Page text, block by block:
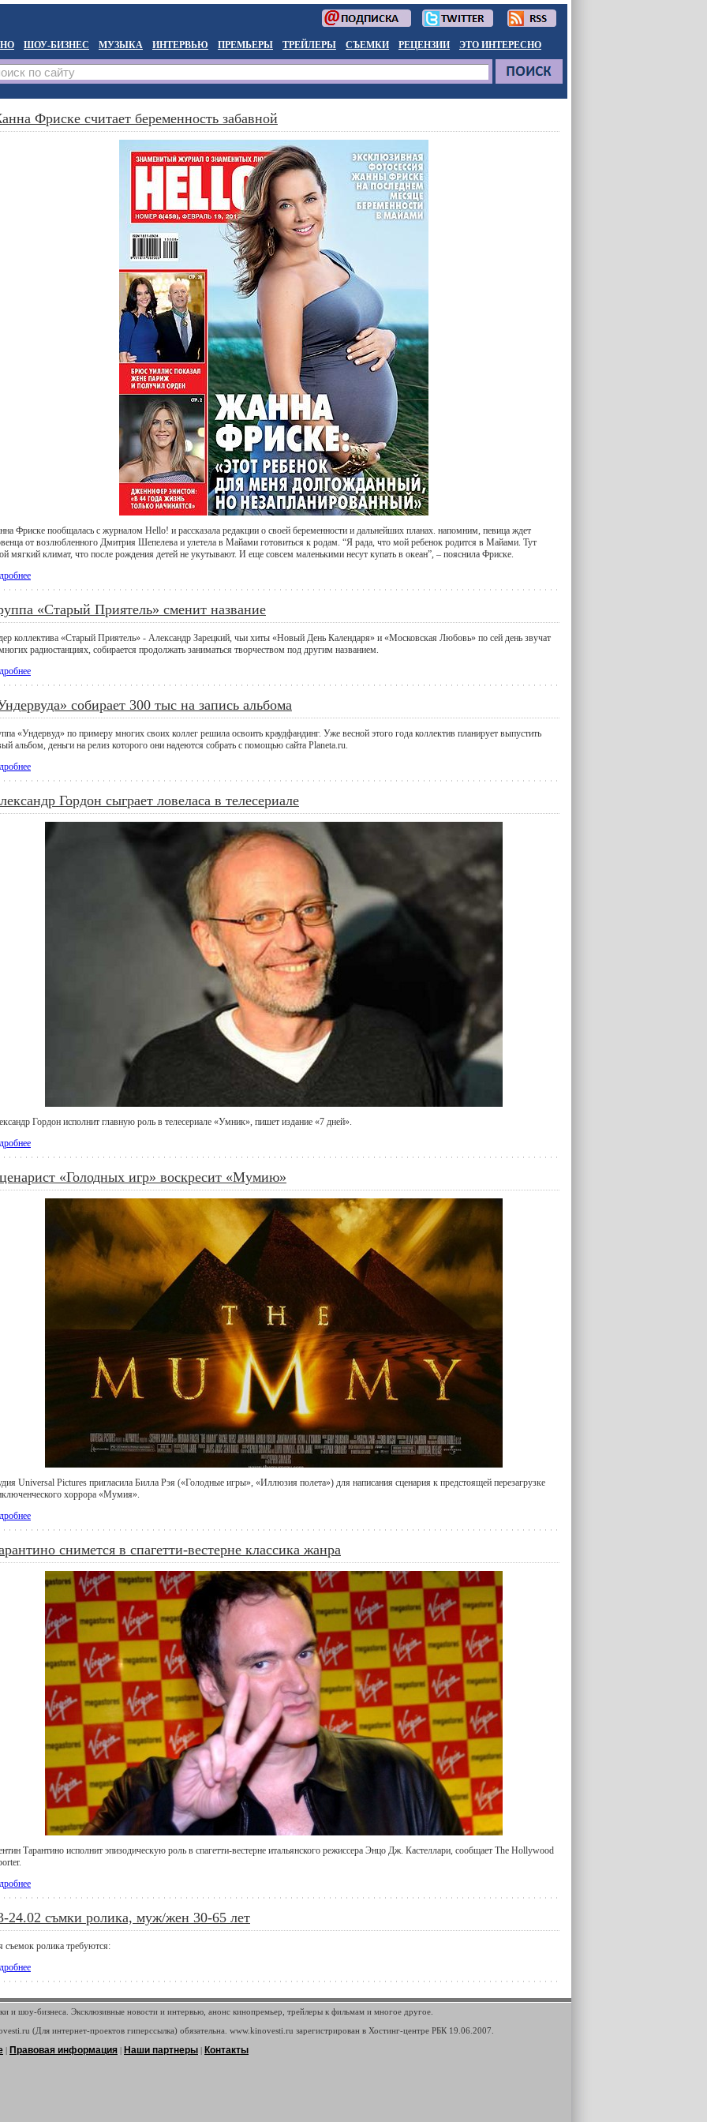
ШОУ-БИЗНЕС МУЗЫКА ИНТЕРВЬЮ ПРЕМЬЕРЫ ТРЕЙЛЕРЫ СЪЕМКИ РЕЦЕНЗИИ ЭТО ИНТЕРЕСНО
Фриске считает беременность забавной
Фриске пообщалась с журналом Hello! и рассказала редакции о своей беременности и дальнейших планах. напомним, певица ждет
от возлюбленного Дмитрия Шепелева и улетела в Майами готовиться к родам. “Я рада, что мой ребенок родится в Майами. Тут
мягкий климат, что после рождения детей не укутывают. И еще совсем маленькими несут купать в океан”, – пояснила Фриске.
«Старый Приятель» сменит название
коллектива «Старый Приятель» - Александр Зарецкий, чьи хиты «Новый День Календаря» и «Московская Любовь» по сей день звучат
радиостанциях, собирается продолжать заниматься творчеством под другим названием.
собирает 300 тыс на запись альбома
«Ундервуд» по примеру многих своих коллег решила освоить краудфандинг. Уже весной этого года коллектив планирует выпустить
альбом, деньги на релиз которого они надеются собрать с помощью сайта Planeta.ru.
Гордон сыграет ловеласа в телесериале
Гордон исполнит главную роль в телесериале «Умник», пишет издание «7 дней».
«Голодных игр» воскресит «Мумию»
Universal Pictures пригласила Билла Рэя («Голодные игры», «Иллюзия полета») для написания сценария к предстоящей перезагрузке
хоррора «Мумия».
снимется в спагетти-вестерне классика жанра
Тарантино исполнит эпизодическую роль в спагетти-вестерне итальянского режиссера Энцо Дж. Кастеллари, сообщает The Hollywood
24.02 съмки ролика, муж/жен 30-65 лет
съемок ролика требуются:
и шоу-бизнеса. Эксклюзивные новости и интервью, анонс кинопремьер, трейлеры к фильмам и многое другое.
(Для интернет-проектов гиперссылка) обязательна. www.kinovesti.ru зарегистрирован в Хостинг-центре РБК 19.06.2007.
| Правовая информация | Наши партнеры | Контакты